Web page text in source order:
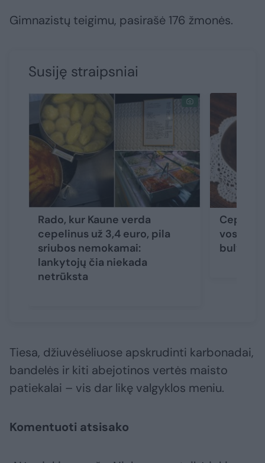
Gimnazistų teigimu, pasirašė 176 žmonės.
Susiję straipsniai
Rado, kur Kaune verda
cepelinus už 3,4 euro, pila
sriubos nemokamai:
lankytojų čia niekada
netrūksta
vos už
bulvės
Tiesa, džiuvėsėliuose apskrudinti karbonadai,
bandelės ir kiti abejotinos vertės maisto
patiekalai – vis dar likę valgyklos meniu.
Komentuoti atsisako